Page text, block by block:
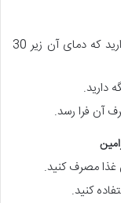
دارو خود را در جای خشک و خنک نگه دارید که دمای آن زیر 30
دارید.
آن فرا رسد.
غذا مصرف کنید.
کنید.